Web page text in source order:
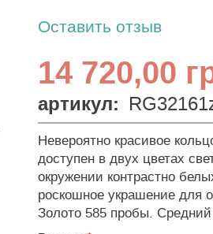
Оставить отзыв
14 720,00
артикул:
Невероятно красивое
доступен в двух цветах
окружении контрастно
роскошное украшение для
Золото 585 пробы.